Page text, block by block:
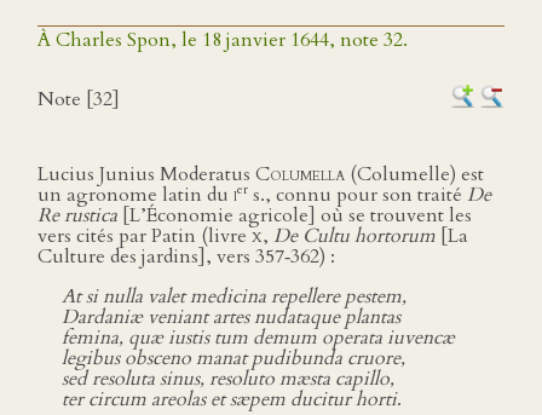
À Charles Spon, le 18 janvier 1644, note 32.
Note [32]
Lucius Junius Moderatus Columella (Columelle) est
un agronome latin du ier s., connu pour son traité De
Re rustica [L’Économie agricole] où se trouvent les
vers cités par Patin (livrex, De Cultu hortorum [La
Culture des jardins], vers 357‑362) :
At si nulla valet medicina repellere pestem,
Dardaniæ veniant artes nudataque plantas
femina, quæ iustis tum demum operata iuvencæ
legibus obsceno manat pudibunda cruore,
sed resoluta sinus, resoluto mæsta capillo,
ter circum areolas et sæpem ducitur horti.